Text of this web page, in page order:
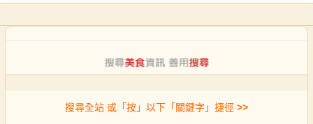
搜尋全站 或「按」以下「關鍵字」捷徑 >>